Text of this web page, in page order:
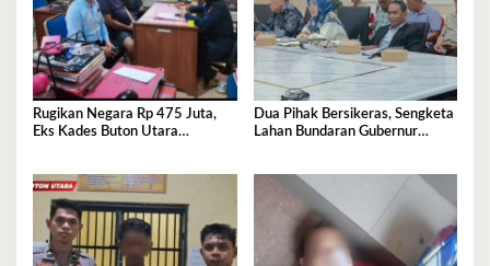
Rugikan Negara Rp 475 Juta,
Eks Kades Buton Utara
Dua Pihak Bersikeras, Sengketa
Lahan Bundaran Gubernur